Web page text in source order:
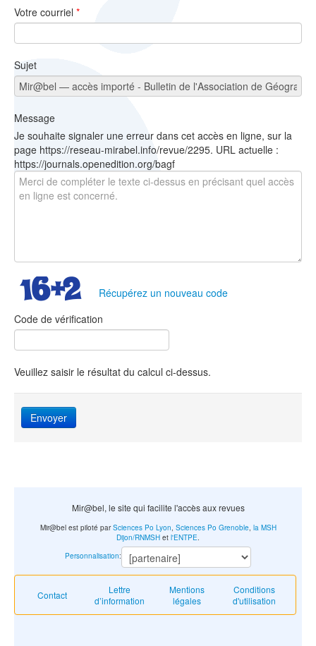
Votre courriel *
Sujet
Message
Je souhaite signaler une erreur dans cet accès en ligne, sur la
page https://reseau-mirabel.info/revue/2295. URL actuelle :
https://journals.openedition.org/bagf
Récupérez un nouveau code
Code de vérification
Veuillez saisir le résultat du calcul ci-dessus.
Envoyer
Mir@bel, le site qui facilite l'accès aux revues
Contact
Lettre
d’information
Mentions
légales
Conditions
d'utilisation
Mir@bel est piloté parSciences Po Lyon Sciences Po Grenoble, la MSH
Dijon/RNMSH et l'ENTPE
Personnalisation: